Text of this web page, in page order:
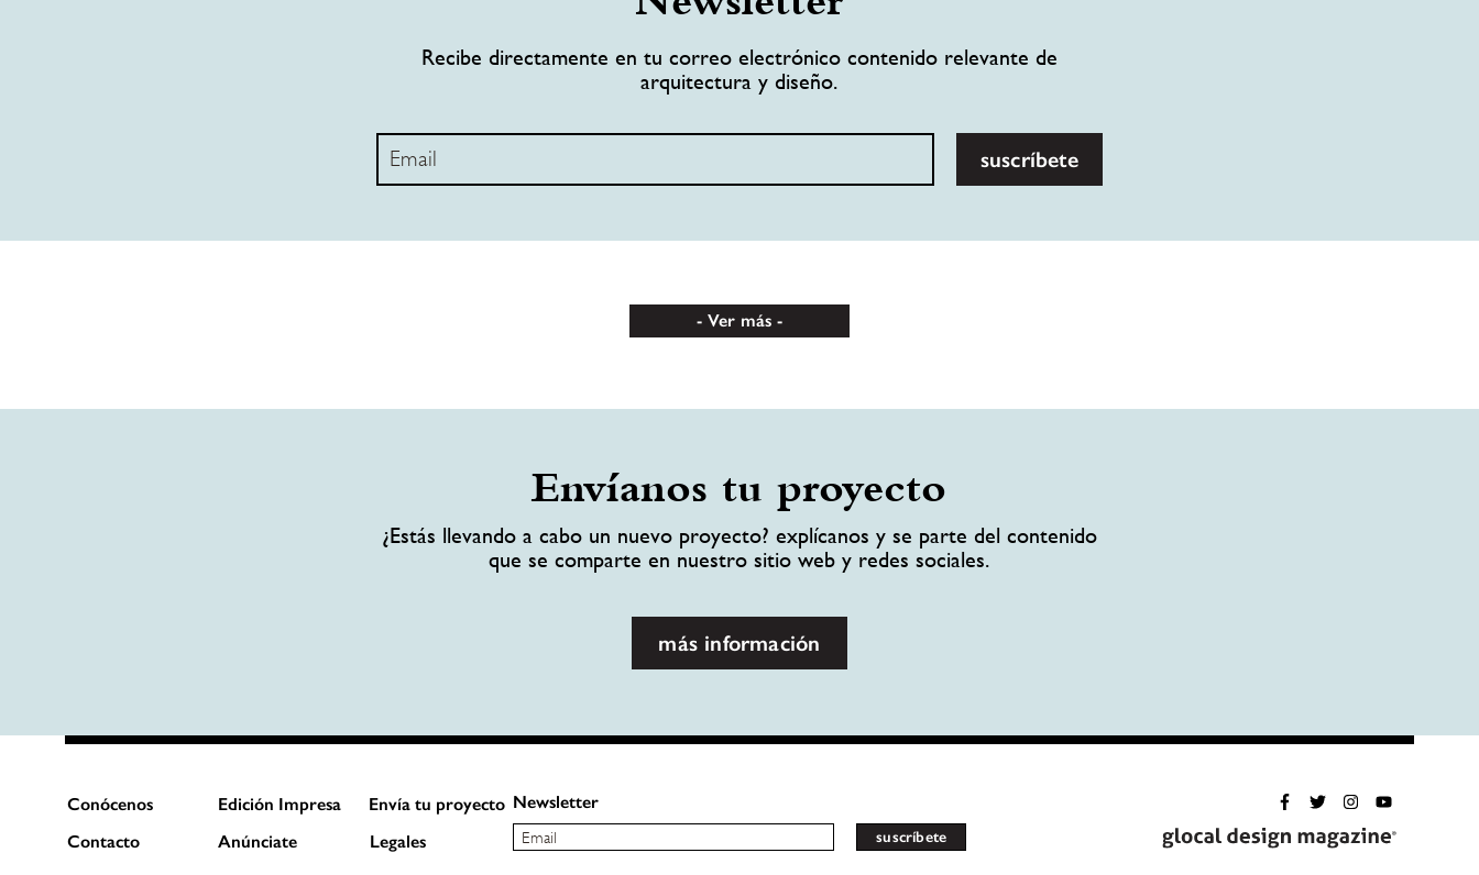
Recibe directamente en tu correo electrónico contenido relevante de
arquitectura y diseño.
suscríbete
Ver más
Envíanos tu proyecto
¿Estás llevando a cabo un nuevo proyecto? explícanos y se parte del contenido
que se comparte en nuestro sitio web y redes sociales.
más información
Conócenos Edición Impresa
Envía tu proyecto
Contacto
Anúnciate Legales
Newsletter
suscríbete